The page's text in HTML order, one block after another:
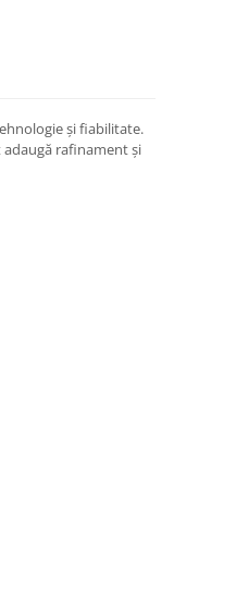
și fiabilitate.
adaugă rafinament și